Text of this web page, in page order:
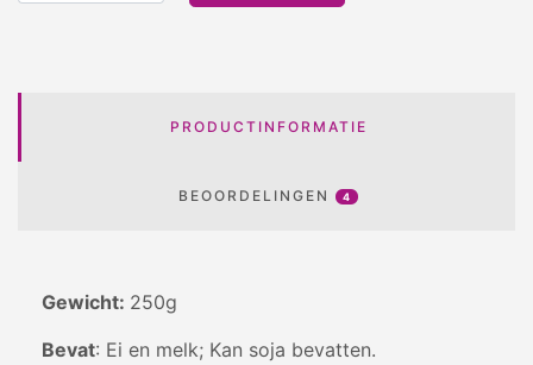
PRODUCTINFORMATIE
BEOORDELINGEN 4
Gewicht: 250g
Bevat: Ei en melk; Kan soja bevatten.